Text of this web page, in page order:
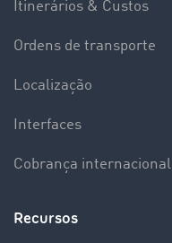
Itinerários & Custos
Ordens de transporte
Localização
Interfaces
Cobrança internacional
Recursos